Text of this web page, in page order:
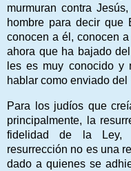
murmuran contra
hombre para decir
conocen a él, conocen
ahora que ha bajado
les es muy conocido y
hablar como enviado del
Para los judíos que
principalmente, la
fidelidad de la Ley,
resurrección no es una
dado a quienes se